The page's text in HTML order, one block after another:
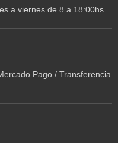
a viernes de 8 a 18:00hs
Pago / Transferencia